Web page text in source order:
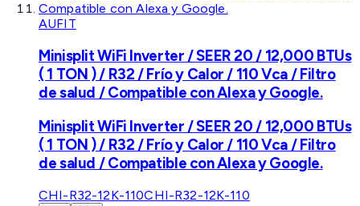
AUFIT
Minisplit WiFi Inverter / SEER 20 / 12,000 BTUs
( 1 TON ) / R32 / Frío y Calor / 110 Vca / Filtro
de salud / Compatible con Alexa y Google.
Minisplit WiFi Inverter / SEER 20 / 12,000 BTUs
( 1 TON ) / R32 / Frío y Calor / 110 Vca / Filtro
de salud / Compatible con Alexa y Google.
CHI-R32-12K-110CHI-R32-12K-110